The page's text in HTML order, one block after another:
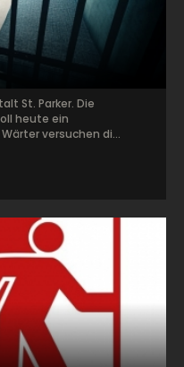
St. Parker. Die
heute ein
versuchen di...